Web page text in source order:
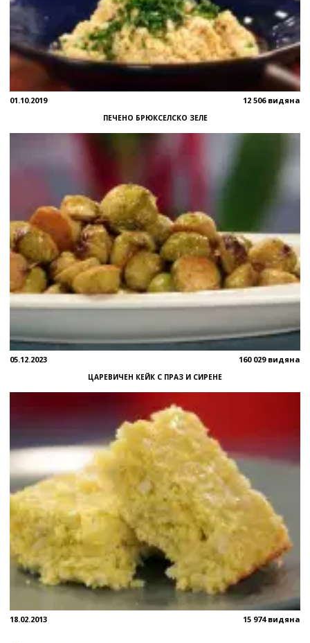
01.10.2019 12 506 видяна
ПЕЧЕНО БРЮКСЕЛСКО ЗЕЛЕ
05.12.2023 160 029 видяна
ЦАРЕВИЧЕН КЕЙК С ПРАЗ И СИРЕНЕ
18.02.2013 15 974 видяна